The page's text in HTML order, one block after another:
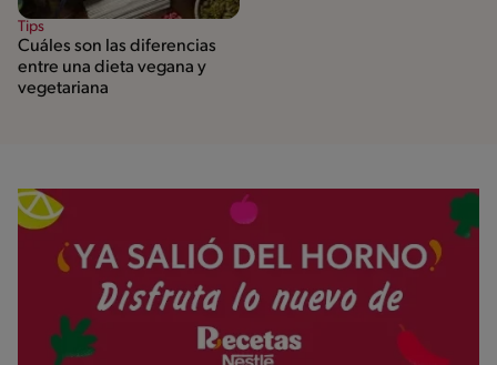
Tips
Cuáles son las diferencias
entre una dieta vegana y
vegetariana